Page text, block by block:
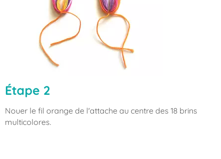
Étape 2
Nouer le fil orange de l'attache au centre des 18 brins
multicolores.